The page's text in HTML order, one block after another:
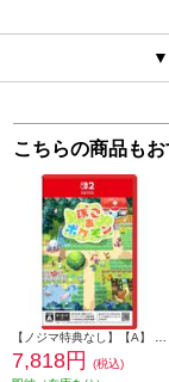
▼
こちらの商品も
【ノジマ特典なし】【A】 【Switch2】 ぽこ あ ポケモン
7,818円
(税込)